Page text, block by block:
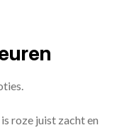
roze juist zacht en